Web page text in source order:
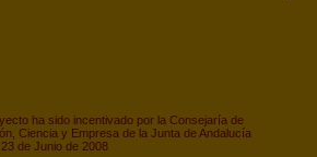
ha sido incentivado por la Consejaría de
Ciencia y Empresa de la Junta de Andalucía
de Junio de 2008